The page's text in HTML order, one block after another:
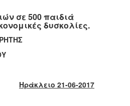
σε 500 παιδιά
δυσκολίες.
Ηράκλειο 21-06-2017